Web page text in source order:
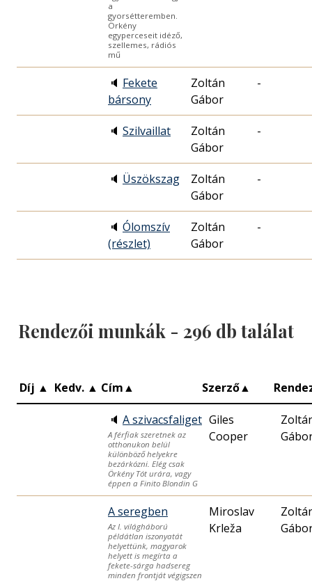
a
gyorsétteremben.
Örkény
egyperceseit idéző,
szellemes, rádiós
mű
🔈 Fekete
bársony
Zoltán
Gábor
-
🔈 Szilvaillat
Zoltán
Gábor
-
🔈 Üszökszag
Zoltán
Gábor
-
🔈 Ólomszív
(részlet)
Zoltán
Gábor
-
Rendezői munkák - 296 db találat
Díj ▲ Kedv. ▲ Cím▲ Szerző▲
🔈 A szivacsfaliget
A férfiak szeretnek az
otthonukon belül
különböző helyekre
bezárkózni. Elég csak
Örkény Tót urára, vagy
éppen a Finito Blondin G
Giles
Cooper
A seregben
Az I. világháború
példátlan iszonyatát
helyettünk, magyarok
helyett is megírta a
fekete-sárga hadsereg
minden frontját végigszen
Miroslav
Krleža